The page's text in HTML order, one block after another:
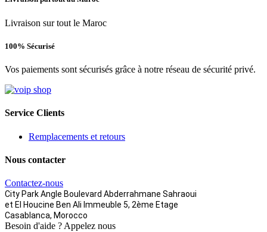
Livraison sur tout le Maroc
100% Sécurisé
Vos paiements sont sécurisés grâce à notre réseau de sécurité privé.
Service Clients
Remplacements et retours
Nous contacter
Contactez-nous
City Park Angle Boulevard Abderrahmane Sahraoui
et El Houcine Ben Ali Immeuble 5, 2ème Etage
Casablanca, Morocco
Besoin d'aide ? Appelez nous